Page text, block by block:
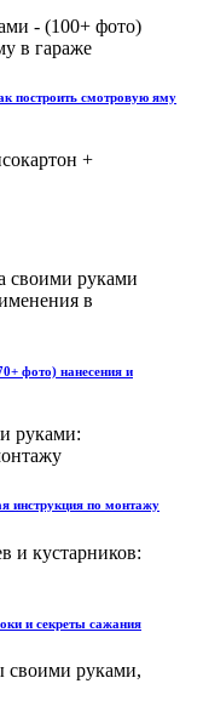
построить смотровую яму
фото) нанесения и
инструкция по монтажу
и секреты сажания